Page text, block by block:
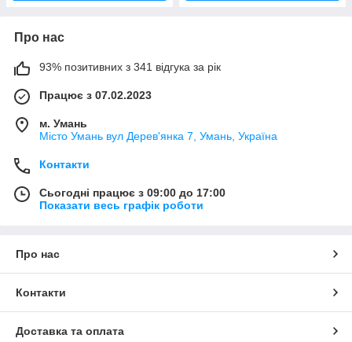
Про нас
93% позитивних з 341 відгука за рік
Працює з 07.02.2023
м. Умань
Місто Умань вул Дерев'янка 7, Умань, Україна
Контакти
Сьогодні працює з 09:00 до 17:00
Показати весь графік роботи
Про нас
Контакти
Доставка та оплата